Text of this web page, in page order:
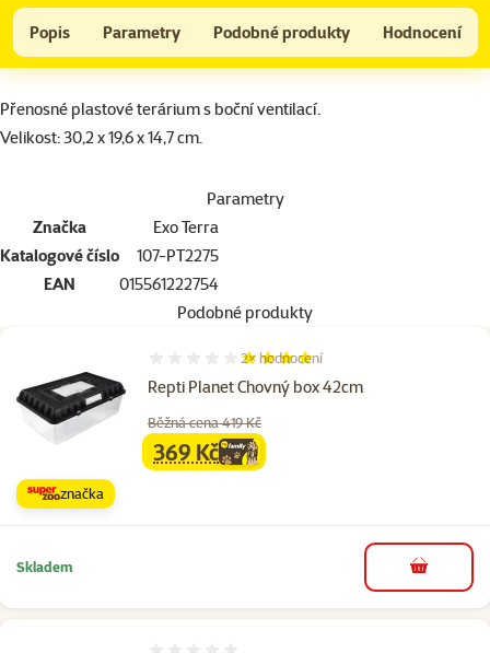
Breeding box EXO TERRA
Do košíku
Popis Parametry Podobné produkty Hodnocení
Na začátek stránky
superzoo.product.detail.content
Přenosné plastové terárium s boční ventilací.
Velikost: 30,2 x 19,6 x 14,7 cm.
Parametry
Značka
Exo Terra
Katalogové číslo
107-PT2275
EAN
015561222754
Podobné produkty
Repti Planet Chovný box 42cm
Hodnocení 80%, počet hodnocení: 2
2× hodnocení
Běžná cena 419 Kč
familycena
369 Kč
značka
Skladem do košíku